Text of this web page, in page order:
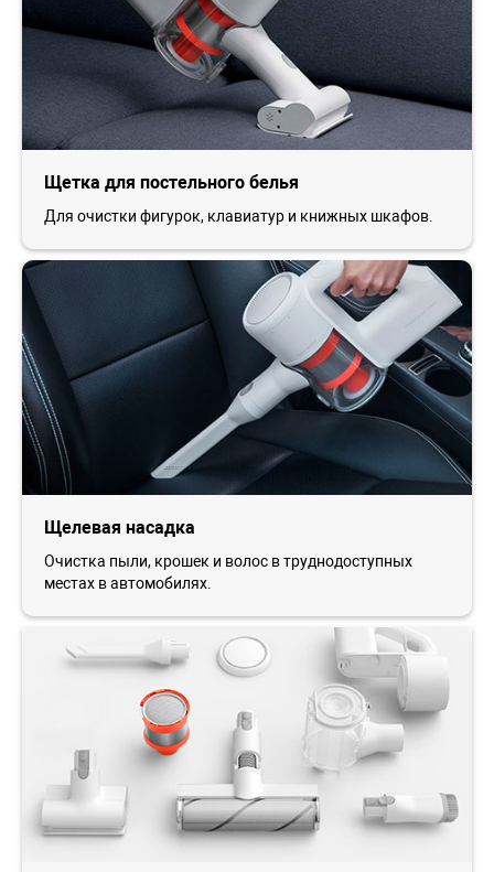
Щетка для постельного белья
Для очистки фигурок, клавиатур и книжных шкафов.
Щелевая насадка
Очистка пыли, крошек и волос в труднодоступных
местах в автомобилях.